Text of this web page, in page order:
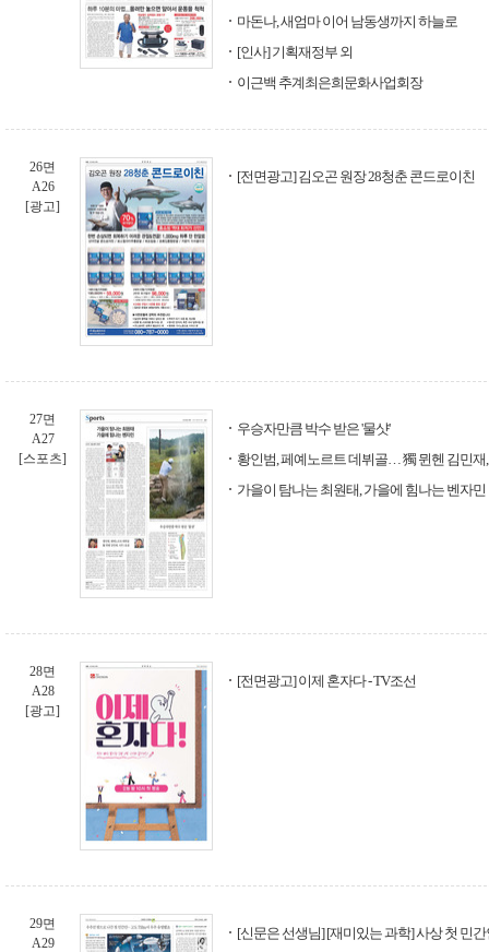
마돈나, 새엄마 이어 남동생까지 하늘로
[인사] 기획재정부 외
이근백 추계최은희문화사업회장
26면
A26
[광고]
[전면광고] 김오곤 원장 28청춘 콘드로이친
27면
A27
[스포츠]
우승자만큼 박수 받은 '물샷'
황인범, 페예노르트 데뷔골… 獨 뮌헨 김민재
가을이 탐나는 최원태, 가을에 힘나는 벤자민
28면
A28
[광고]
[전면광고] 이제 혼자다 - TV조선
29면
A29
[신문은 선생님] [재미있는 과학] 사상 첫 민